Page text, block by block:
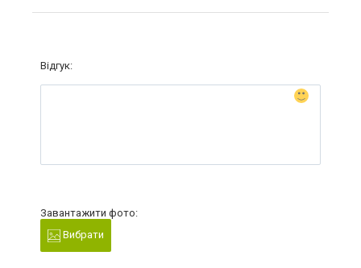
Відгук:
Завантажити фото:
Вибрати